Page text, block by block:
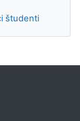
študenti